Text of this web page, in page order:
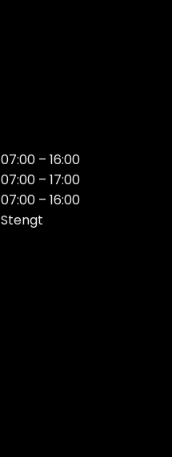
07:00 – 16:00
07:00 – 17:00
07:00 – 16:00
Stengt